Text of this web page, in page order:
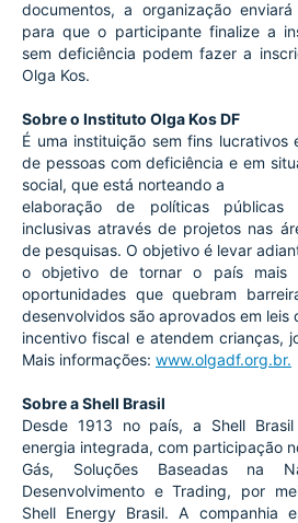
documentos, a organização
para que o participante finalize a
sem deficiência podem fazer a
Olga Kos.
Sobre o Instituto Olga Kos DF
É uma instituição sem fins lucrativos
de pessoas com deficiência e em
social, que está norteando a
elaboração de políticas públicas
inclusivas através de projetos nas
de pesquisas. O objetivo é levar
o objetivo de tornar o país mais
oportunidades que quebram
desenvolvidos são aprovados em leis
incentivo fiscal e atendem crianças,
Mais informações: www.olgadf.org.br.
Sobre a Shell Brasil
Desde 1913 no país, a Shell
energia integrada, com participação
Gás, Soluções Baseadas na
Desenvolvimento e Trading, por
Shell Energy Brasil. A companhia